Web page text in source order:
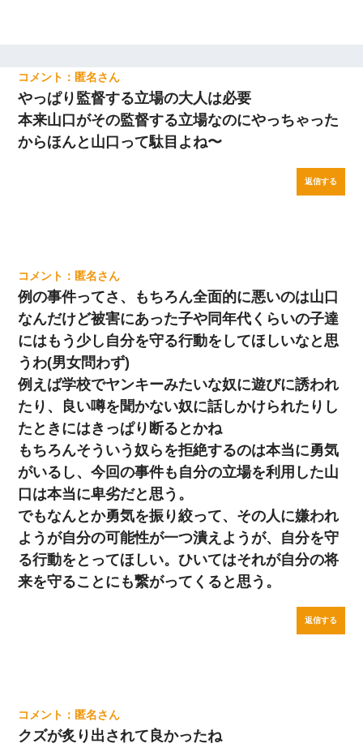
匿名
やっぱり監督する立場の大人は必要
本来山口がその監督する立場なのにやっちゃった
からほんと山口って駄目よね〜
返信する
匿名
例の事件ってさ、もちろん全面的に悪いのは山口
なんだけど被害にあった子や同年代くらいの子達
にはもう少し自分を守る行動をしてほしいなと思
うわ(男女問わず)
例えば学校でヤンキーみたいな奴に遊びに誘われ
たり、良い噂を聞かない奴に話しかけられたりし
たときにはきっぱり断るとかね
もちろんそういう奴らを拒絶するのは本当に勇気
がいるし、今回の事件も自分の立場を利用した山
口は本当に卑劣だと思う。
でもなんとか勇気を振り絞って、その人に嫌われ
ようが自分の可能性が一つ潰えようが、自分を守
る行動をとってほしい。ひいてはそれが自分の将
来を守ることにも繋がってくると思う。
返信する
匿名
クズが炙り出されて良かったね